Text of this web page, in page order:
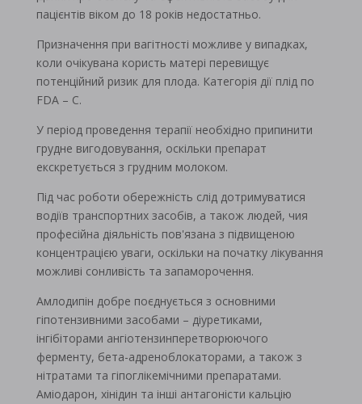
пацієнтів віком до 18 років недостатньо.
Призначення при вагітності можливе у випадках,
коли очікувана користь матері перевищує
потенційний ризик для плода. Категорія дії плід по
FDA – C.
У період проведення терапії необхідно припинити
грудне вигодовування, оскільки препарат
екскретується з грудним молоком.
Під час роботи обережність слід дотримуватися
водіїв транспортних засобів, а також людей, чия
професійна діяльність пов'язана з підвищеною
концентрацією уваги, оскільки на початку лікування
можливі сонливість та запаморочення.
Амлодипін добре поєднується з основними
гіпотензивними засобами – діуретиками,
інгібіторами ангіотензинперетворюючого
ферменту, бета-адреноблокаторами, а також з
нітратами та гіпоглікемічними препаратами.
Аміодарон, хінідин та інші антагоністи кальцію